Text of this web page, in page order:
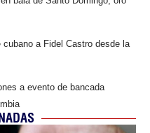
a Fidel Castro desde la
a evento de bancada